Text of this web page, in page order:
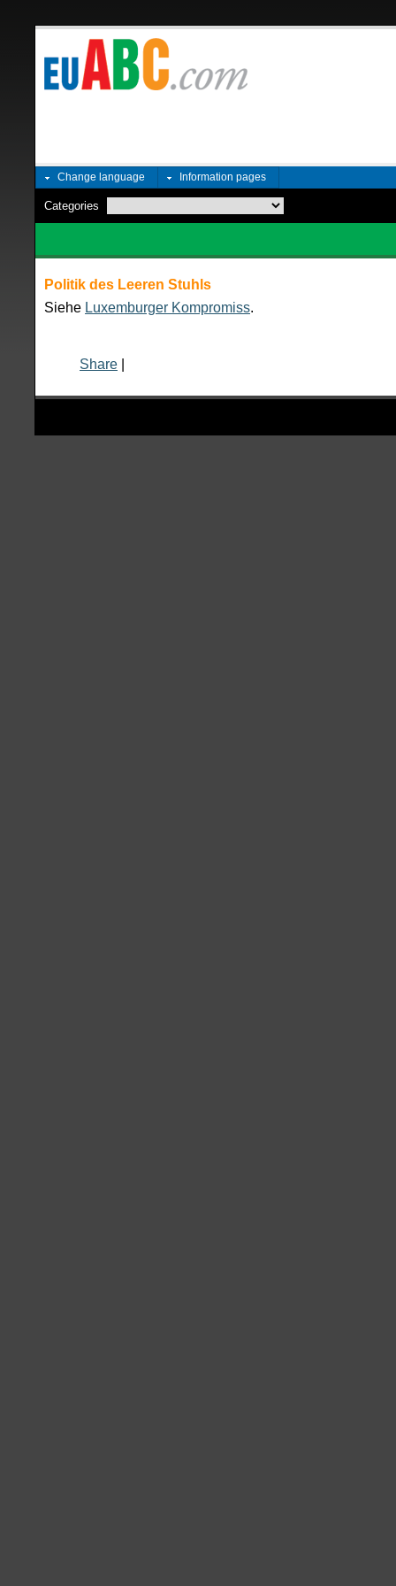
Change language Information pages
Categories
Politik des Leeren Stuhls
Siehe Luxemburger Kompromiss.
Share